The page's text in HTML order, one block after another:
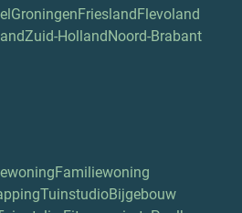
GroningenFrieslandFlevoland
Zuid-HollandNoord-Brabant
Familiewoning
TuinstudioBijgebouw